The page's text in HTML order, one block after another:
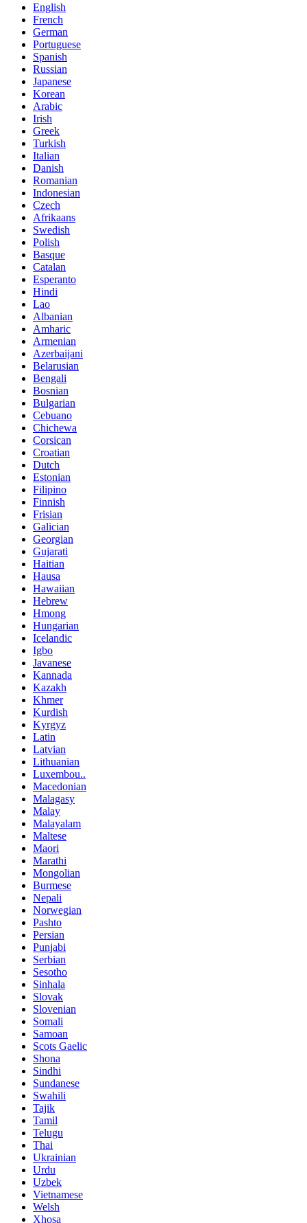
English
French
German
Portuguese
Spanish
Russian
Japanese
Korean
Arabic
Irish
Greek
Turkish
Italian
Danish
Romanian
Indonesian
Czech
Afrikaans
Swedish
Polish
Basque
Catalan
Esperanto
Hindi
Lao
Albanian
Amharic
Armenian
Azerbaijani
Belarusian
Bengali
Bosnian
Bulgarian
Cebuano
Chichewa
Corsican
Croatian
Dutch
Estonian
Filipino
Finnish
Frisian
Galician
Georgian
Gujarati
Haitian
Hausa
Hawaiian
Hebrew
Hmong
Hungarian
Icelandic
Igbo
Javanese
Kannada
Kazakh
Khmer
Kurdish
Kyrgyz
Latin
Latvian
Lithuanian
Luxembou..
Macedonian
Malagasy
Malay
Malayalam
Maltese
Maori
Marathi
Mongolian
Burmese
Nepali
Norwegian
Pashto
Persian
Punjabi
Serbian
Sesotho
Sinhala
Slovak
Slovenian
Somali
Samoan
Scots Gaelic
Shona
Sindhi
Sundanese
Swahili
Tajik
Tamil
Telugu
Thai
Ukrainian
Urdu
Uzbek
Vietnamese
Welsh
Xhosa